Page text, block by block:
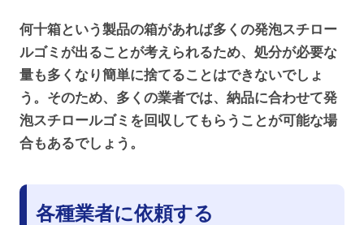
何十箱という製品の箱があれば多くの発泡スチロー
ルゴミが出ることが考えられるため、処分が必要な
量も多くなり簡単に捨てることはできないでしょ
う。そのため、多くの業者では、納品に合わせて発
泡スチロールゴミを回収してもらうことが可能な場
合もあるでしょう。
各種業者に依頼する